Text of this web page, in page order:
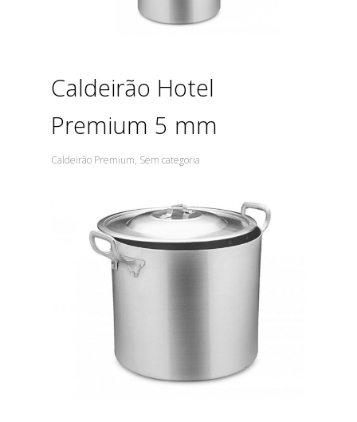
Caldeirão Hotel
Premium 5 mm
Caldeirão Premium, Sem categoria